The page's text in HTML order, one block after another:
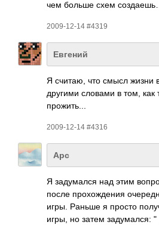
чем больше схем созд­аешь…
2009-12-14 #4319
Евгений
Я считаю, что смысл жизни
другими словами в том,
прож­ить...
2009-12-14 #4316
Арс
Я заду­мался над этим
после прох­ожде­ния
игры. Раньше я просто
игры, но затем заду­мался: